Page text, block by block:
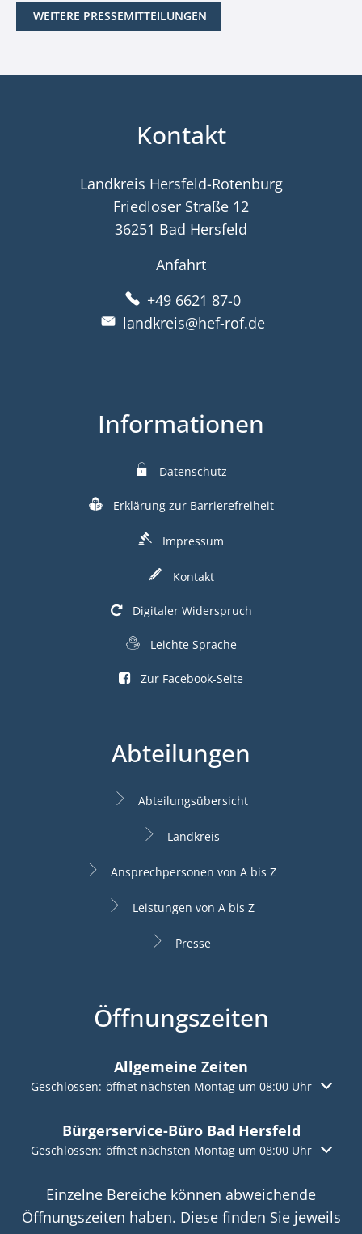
WEITERE PRESSEMITTEILUNGEN
Kontakt
Landkreis Hersfeld-Rotenburg
Friedloser Straße 12
36251 Bad Hersfeld
Anfahrt
+49 6621 87-0
landkreis@hef-rof.de
Informationen
Datenschutz
Erklärung zur Barrierefreiheit
Impressum
Kontakt
Digitaler Widerspruch
Leichte Sprache
Zur Facebook-Seite
Abteilungen
Abteilungsübersicht
Landkreis
Ansprechpersonen von A bis Z
Leistungen von A bis Z
Presse
Öffnungszeiten
Allgemeine Zeiten
Klicken, um weitere Öffnungs- oder Schließzeiten
Geschlossen: öffnet nächsten Montag um 08:00 Uhr
Bürgerservice-Büro Bad Hersfeld
Klicken, um weitere Öffnungs- oder Schließzeiten
Geschlossen: öffnet nächsten Montag um 08:00 Uhr
Einzelne Bereiche können abweichende
Öffnungszeiten haben. Diese finden Sie jeweils